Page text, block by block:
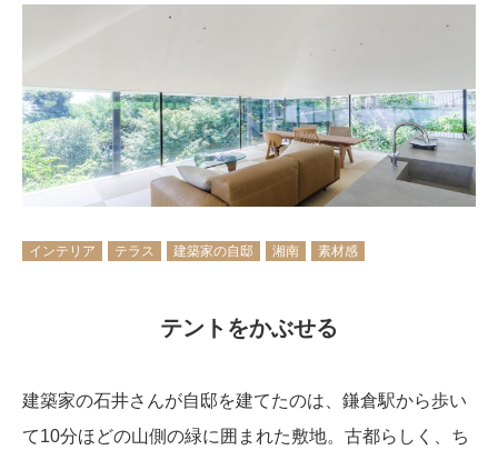
インテリア テラス 建築家の自邸 湘南 素材感
テントをかぶせる
建築家の石井さんが自邸を建てたのは、鎌倉駅から歩い
て10分ほどの山側の緑に囲まれた敷地。古都らしく、ち